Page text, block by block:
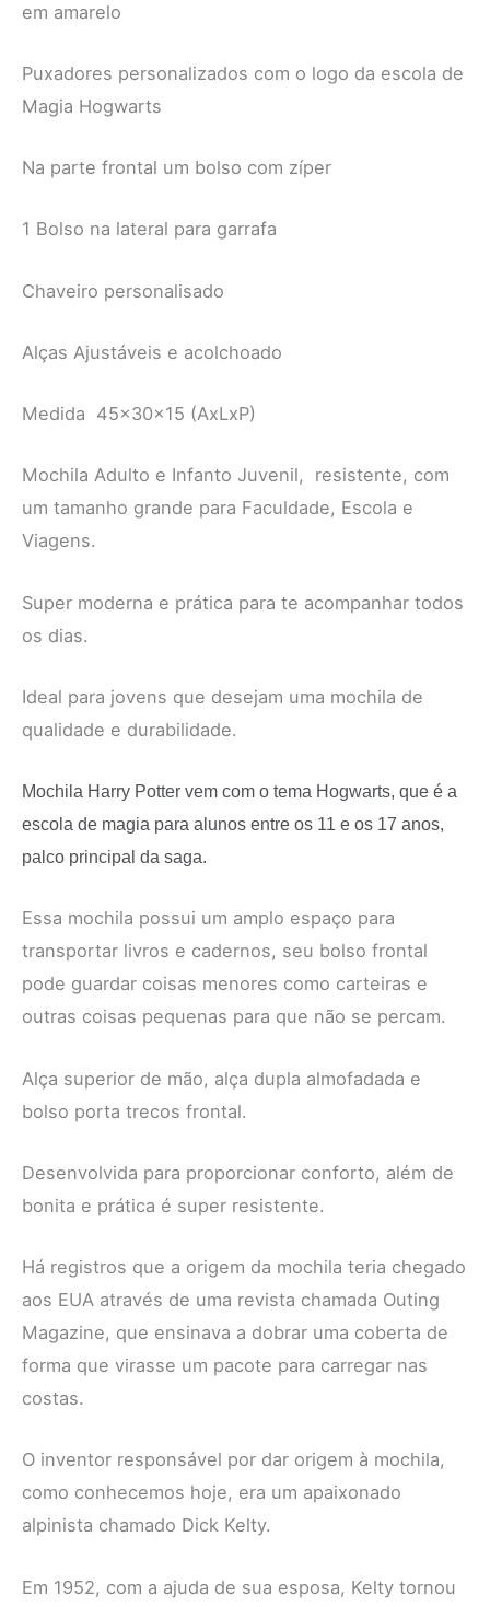
em amarelo
Puxadores personalizados com o logo da escola de
Magia Hogwarts
Na parte frontal um bolso com zíper
1 Bolso na lateral para garrafa
Chaveiro personalisado
Alças Ajustáveis e acolchoado
Medida 45x30x15 (AxLxP)
Mochila Adulto e Infanto Juvenil, resistente, com
um tamanho grande para Faculdade, Escola e
Viagens.
Super moderna e prática para te acompanhar todos
os dias.
Ideal para jovens que desejam uma mochila de
qualidade e durabilidade.
Mochila Harry Potter vem com o tema Hogwarts, que é a
escola de magia para alunos entre os 11 e os 17 anos,
palco principal da saga.
Essa mochila possui um amplo espaço para
transportar livros e cadernos, seu bolso frontal
pode guardar coisas menores como carteiras e
outras coisas pequenas para que não se percam.
Alça superior de mão, alça dupla almofadada e
bolso porta trecos frontal.
Desenvolvida para proporcionar conforto, além de
bonita e prática é super resistente.
Há registros que a origem da mochila teria chegado
aos EUA através de uma revista chamada Outing
Magazine, que ensinava a dobrar uma coberta de
forma que virasse um pacote para carregar nas
costas.
O inventor responsável por dar origem à mochila,
como conhecemos hoje, era um apaixonado
alpinista chamado Dick Kelty.
Em 1952, com a ajuda de sua esposa, Kelty tornou